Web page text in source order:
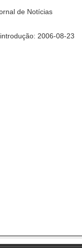
de Notícias
2006-08-23